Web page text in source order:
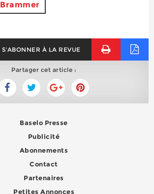
Brammer
S'ABONNER À LA REVUE
Partager cet article :
Baselo Presse
Publicité
Abonnements
Contact
Partenaires
Petites Annonces